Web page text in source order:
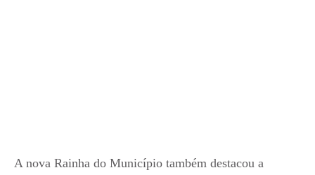
A nova Rainha do Município também destacou a